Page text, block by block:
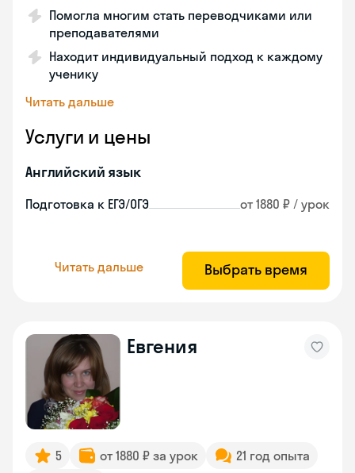
Помогла многим стать переводчиками или
преподавателями
Находит индивидуальный подход к каждому
ученику
Читать дальше
Услуги и цены
Английский язык
Подготовка к ЕГЭ/ОГЭ от 1880 ₽ / урок
Читать дальше Выбрать время
Евгения
5 от 1880 ₽ за урок
21 год опыта